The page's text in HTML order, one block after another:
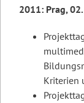
2011: Prag,
Kriterien